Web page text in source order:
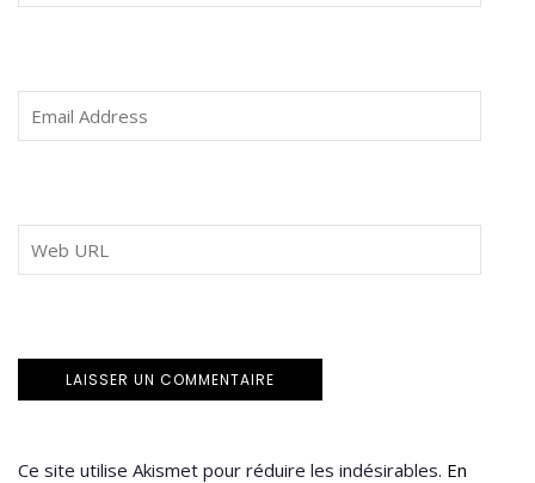
Ce site utilise Akismet pour réduire les indésirables. En